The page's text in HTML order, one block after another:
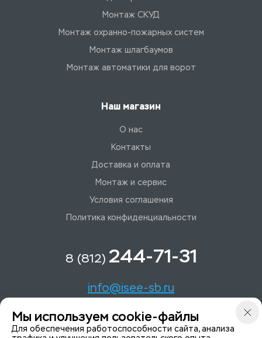
Монтаж СКУД
Монтаж охранно-пожарных систем
Монтаж шлагбаумов
Монтаж автоматики для ворот
Наш магазин
О нас
Контакты
Доставка и оплата
Монтаж и сервис
Условия соглашения
Политика конфиденциальности
8 (812) 244-71-31
info@isee-sb.ru
Светлановский пр-кт, д. 70, корп. 1
Мы используем cookie-файлы
Для обеспечения работоспособности сайта, анализа